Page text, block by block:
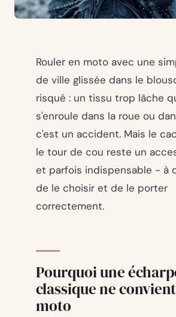
Rouler en moto avec une
de ville glissée dans le
risqué : un tissu trop lâche
s'enroule dans la roue ou
c'est un accident. Mais le
le tour de cou reste un
et parfois indispensable - à
de le choisir et de le porter
correctement.
Pourquoi une
classique ne
moto